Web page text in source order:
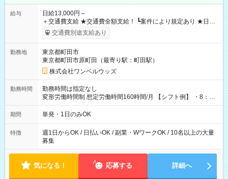
給与
日給13,000円～
＋交通費支給 ★交通費全額支給！ ┗案件により規定あり ★日払
いOK！（規定あり） ┗働いたその日に現金GET♪ お仕事後はコ
ンビニATMから 日払い分を引き落とせます！ 【試用期間】試
交通費別途支給あり
勤務地
東京都町田市
東京都町田市原町田（最寄り駅：町田駅）
株式会社ワンベルウッズ
勤務時間
勤務時間は指定なし
変形労働時間制 想定労働時間160時間/月 【シフト例】 ・8：00
～21：00
期間 単発・1日のみOK
特徴
週1日からOK / 日払いOK / 副業・WワークOK / 10名以上の大量
募集
気になる！ 応募する 詳細へ